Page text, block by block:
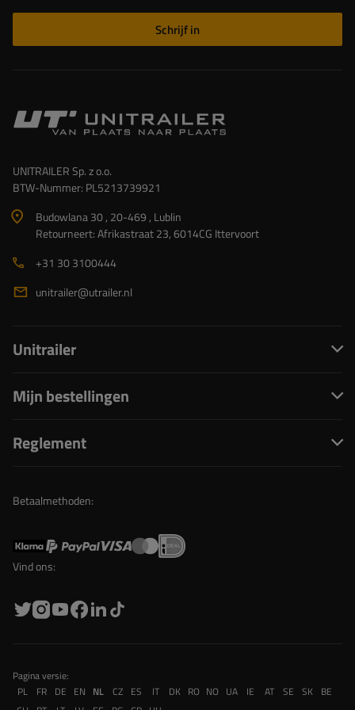
Schrijf in
UNITRAILER Sp. z o.o.
BTW-Nummer: PL5213739921
Budowlana 30 , 20-469 , Lublin
Retourneert: Afrikastraat 23, 6014CG Ittervoort
+31 30 3100444
unitrailer@utrailer.nl
Unitrailer
Mijn bestellingen
Reglement
Betaalmethoden:
Vind ons:
Pagina versie:
PL
FR DE EN NL CZ ES IT DK RO NO UA IE AT SE SK BE